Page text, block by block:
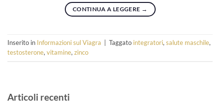
CONTINUA A LEGGERE →
Inserito in Informazioni sul Viagra Taggato integratori, salute maschile,
testosterone, vitamine, zinco
Articoli recenti